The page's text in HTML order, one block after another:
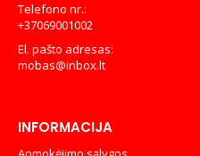
Telefono nr.:
+37069001002
El. pašto adresas:
mobas@inbox.lt
INFORMACIJA